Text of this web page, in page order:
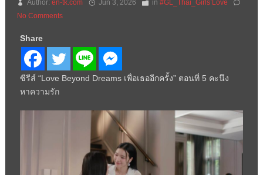
Author: en-tk.com Jun 3, 2026 in #GL_Thai_Girls’Love
No Comments
Share
ซีรีส์ “Love Beyond Dreams เพื่อเธออีกครั้ง” ตอนที่ 5 คะนึง
หาความรัก